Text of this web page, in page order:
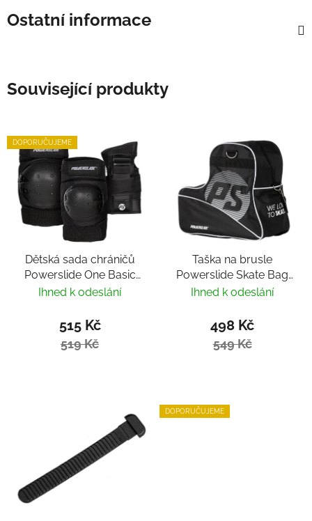
Ostatní informace
Související produkty
DOPORUČUJEME
Dětská sada chráničů
Powerslide One Basic
Kids
Ihned k odeslání
515 Kč
519 Kč
Taška na brusle
Powerslide Skate Bag
PS II Black
Ihned k odeslání
498 Kč
549 Kč
DOPORUČUJEME